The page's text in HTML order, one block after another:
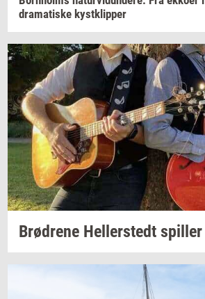
dra­ma­ti­ske kyst­klip­per
Brød­re­ne Hel­ler­stedt spil­ler